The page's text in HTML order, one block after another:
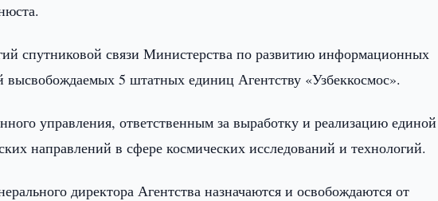
спутниковой связи Министерства по развитию информационных
высвобождаемых 5 штатных единиц Агентству «Узбеккосмос».
управления, ответственным за выработку и реализацию единой
направлений в сфере космических исследований и технологий.
директора Агентства назначаются и освобождаются от